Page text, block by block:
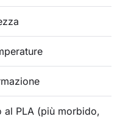
al PLA (più morbido,